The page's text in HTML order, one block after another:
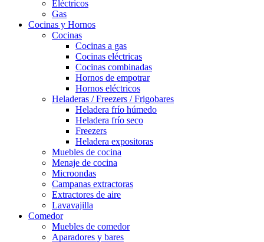
Eléctricos
Gas
Cocinas y Hornos
Cocinas
Cocinas a gas
Cocinas eléctricas
Cocinas combinadas
Hornos de empotrar
Hornos eléctricos
Heladeras / Freezers / Frigobares
Heladera frío húmedo
Heladera frío seco
Freezers
Heladera expositoras
Muebles de cocina
Menaje de cocina
Microondas
Campanas extractoras
Extractores de aire
Lavavajilla
Comedor
Muebles de comedor
Aparadores y bares